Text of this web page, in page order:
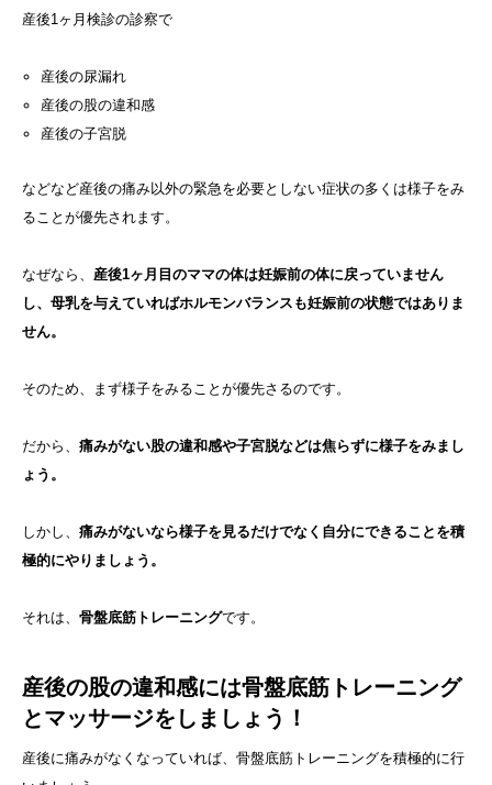
産後1ヶ月検診の診察で
産後の尿漏れ
産後の股の違和感
産後の子宮脱
などなど産後の痛み以外の緊急を必要としない症状の多くは様子をみ
ることが優先されます。
なぜなら、 産後1ヶ月目のママの体は妊娠前の体に戻っていません
し、母乳を与えていればホルモンバランスも妊娠前の状態ではありま
せん。
そのため、まず様子をみることが優先さるのです。
だから、 痛みがない股の違和感や子宮脱などは焦らずに様子をみまし
ょう。
しかし、 痛みがないなら様子を見るだけでなく自分にできることを積
極的にやりましょう。
それは、 骨盤底筋トレーニングです。
産後の股の違和感には骨盤底筋トレーニング
とマッサージをしましょう！
産後に痛みがなくなっていれば、骨盤底筋トレーニングを積極的に行